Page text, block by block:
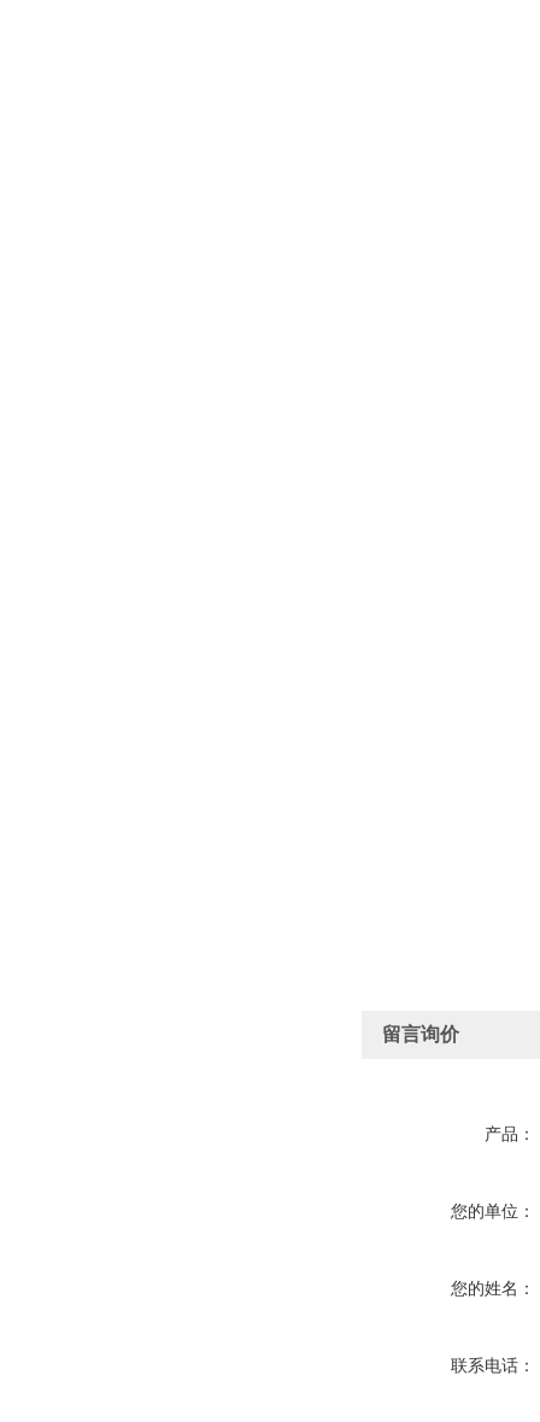
留言询价
产品：
您的单位：
您的姓名：
联系电话：